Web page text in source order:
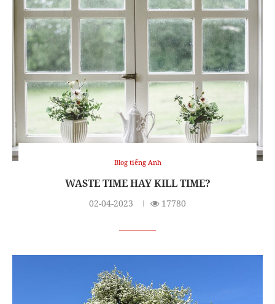
Blog tiếng Anh
WASTE TIME HAY KILL TIME?
02-04-2023 17780